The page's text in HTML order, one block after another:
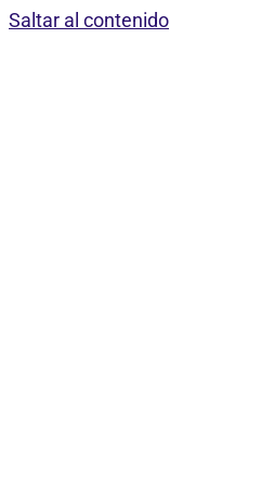
Saltar al contenido